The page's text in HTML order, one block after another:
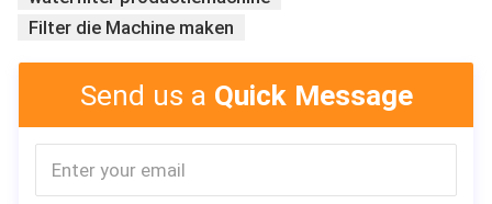
Filter die Machine maken
Send us a Quick Message